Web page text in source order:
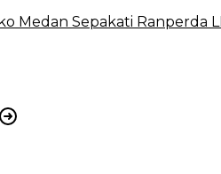
Medan Sepakati Ranperda